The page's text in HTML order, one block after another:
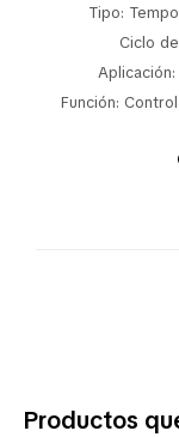
Tipo:
Ciclo
Función:
Productos
Limpieza